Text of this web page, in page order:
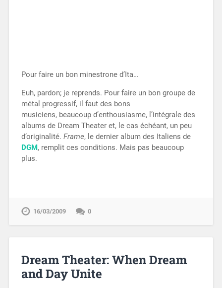
Pour faire un bon minestrone d’Ita…
Euh, pardon; je reprends. Pour faire un bon groupe de
métal progressif, il faut des bons
musiciens, beaucoup d’enthousiasme, l’intégrale des
albums de Dream Theater et, le cas échéant, un peu
d’originalité. Frame, le dernier album des Italiens de
DGM, remplit ces conditions. Mais pas beaucoup
plus.
16/03/2009 0
Dream Theater: When Dream
and Day Unite